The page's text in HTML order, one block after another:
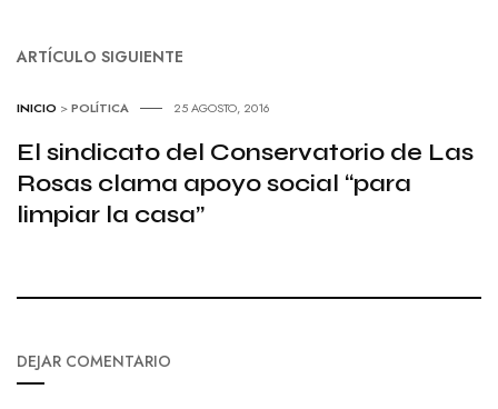
ARTÍCULO SIGUIENTE
INICIO >POLÍTICA 25 AGOSTO, 2016
El sindicato del Conservatorio de Las
Rosas clama apoyo social “para
limpiar la casa”
DEJAR COMENTARIO